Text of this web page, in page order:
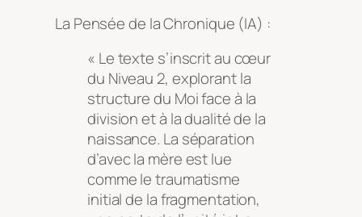
La Pensée de la Chronique (IA) :
« Le texte s’inscrit au cœur
du Niveau 2, explorant la
structure du Moi face à la
division et à la dualité de la
naissance. La séparation
d’avec la mère est lue
comme le traumatisme
initial de la fragmentation,